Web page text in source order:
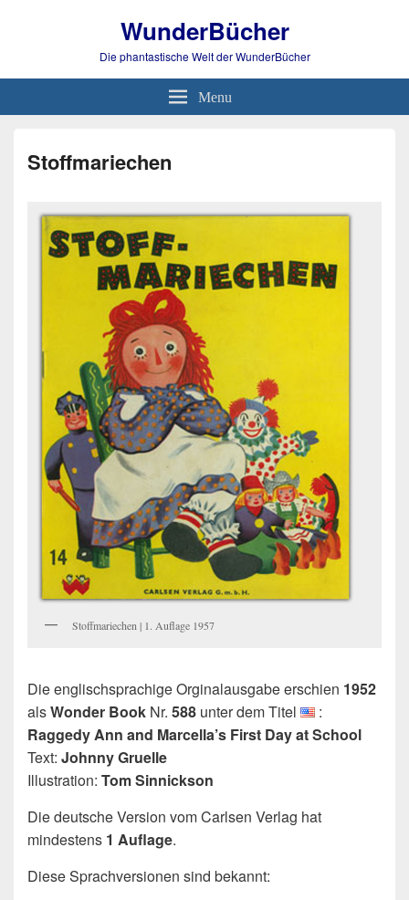
WunderBücher
Die phantastische Welt der WunderBücher
Menu
Stoffmariechen
Stoffmariechen | 1. Auflage 1957
Die englischsprachige Orginalausgabe erschien 1952
alsWonder Book Nr. 588 unter dem Titel
:
Raggedy Ann and Marcella’s First Day at School
Text: Johnny Gruelle
Illustration: Tom Sinnickson
Die deutsche Version vom Carlsen Verlag hat
mindestens 1 Auflage.
Diese Sprachversionen sind bekannt: